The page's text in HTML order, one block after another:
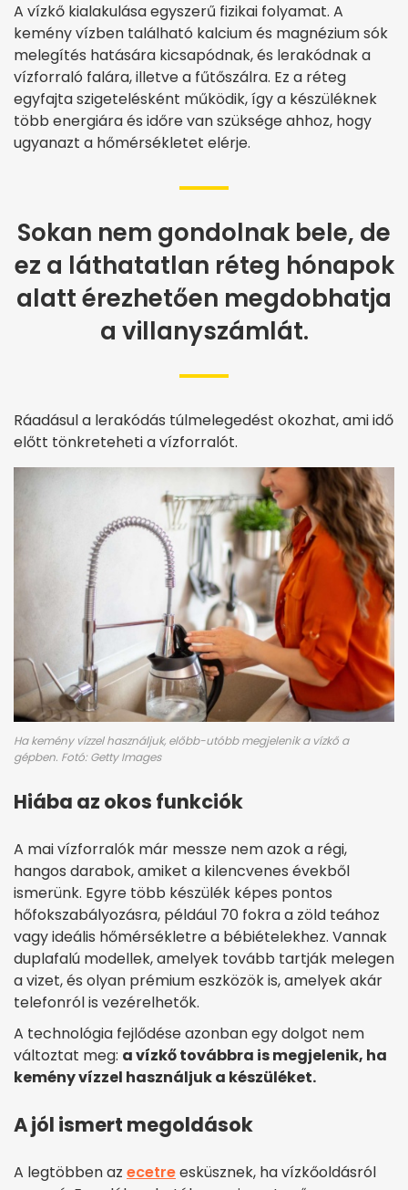
A vízkő kialakulása egyszerű fizikai folyamat. A
kemény vízben található kalcium és magnézium sók
melegítés hatására kicsapódnak, és lerakódnak a
vízforraló falára, illetve a fűtőszálra. Ez a réteg
egyfajta szigetelésként működik, így a készüléknek
több energiára és időre van szüksége ahhoz, hogy
ugyanazt a hőmérsékletet elérje.
Sokan nem gondolnak bele, de
ez a láthatatlan réteg hónapok
alatt érezhetően megdobhatja
a villanyszámlát.
Ráadásul a lerakódás túlmelegedést okozhat, ami idő
előtt tönkreteheti a vízforralót.
Ha kemény vízzel használjuk, előbb-utóbb megjelenik a vízkő a
gépben. Fotó: Getty Images
Hiába az okos funkciók
A mai vízforralók már messze nem azok a régi,
hangos darabok, amiket a kilencvenes évekből
ismerünk. Egyre több készülék képes pontos
hőfokszabályozásra, például 70 fokra a zöld teához
vagy ideális hőmérsékletre a bébiételekhez. Vannak
duplafalú modellek, amelyek tovább tartják melegen
a vizet, és olyan prémium eszközök is, amelyek akár
telefonról is vezérelhetők.
A technológia fejlődése azonban egy dolgot nem
változtat meg: a vízkő továbbra is megjelenik, ha
kemény vízzel használjuk a készüléket.
A jól ismert megoldások
A legtöbben az ecetreesküsznek, ha vízkőoldásról